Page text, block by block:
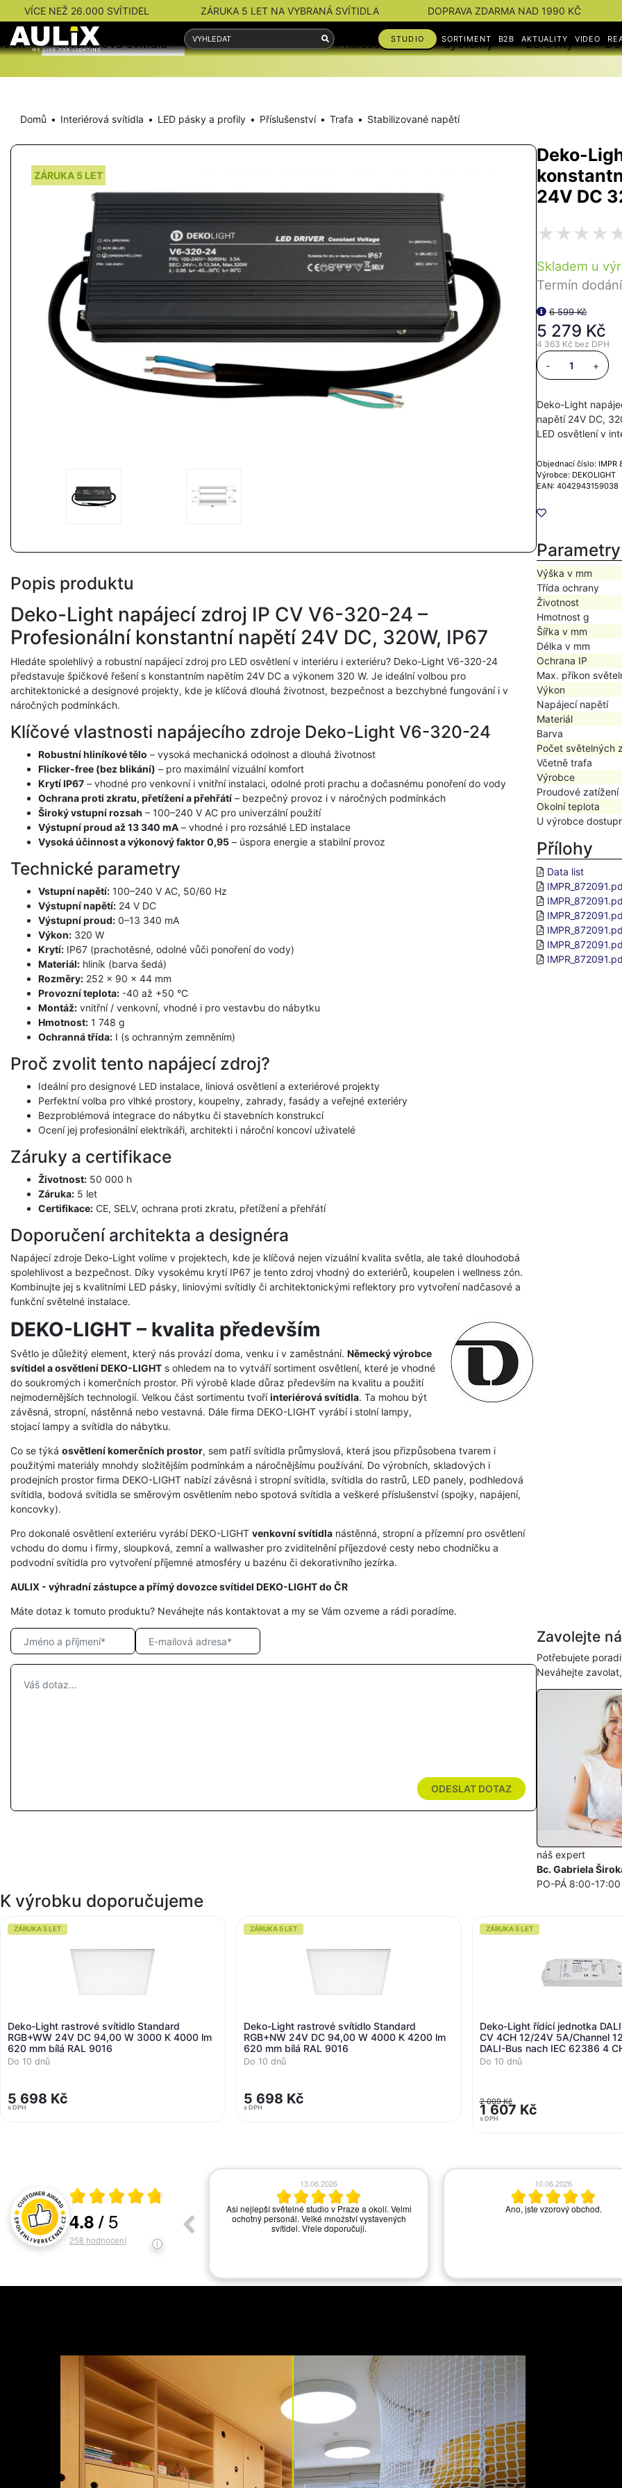
VÍCE NEŽ 26.000 SVÍTIDEL ZÁRUKA 5 LET NA VYBRANÁ SVÍTIDLA DOPRAVA ZDARMA NAD 1990 KČ
STUDIO SORTIMENT B2B AKTUALITY VIDEO
Interiérová svítidla Venkovní svítidla Příslušenství Systémy Žárovky
Domů Interiérová svítidla LED pásky a profily Příslušenství Trafa Stabilizované napětí
Popis produktu
Deko-Light napájecí zdroj IP CV V6-320-24 –
Profesionální konstantní napětí 24V DC, 320W, IP67
Hledáte spolehlivý a robustní napájecí zdroj pro LED osvětlení v interiéru i exteriéru? Deko-Light V6-320-24
představuje špičkové řešení s konstantním napětím 24V DC a výkonem 320 W. Je ideální volbou pro
architektonické a designové projekty, kde je klíčová dlouhá životnost, bezpečnost a bezchybné fungování i v
náročných podmínkách.
Klíčové vlastnosti napájecího zdroje Deko-Light V6-320-24
Robustní hliníkové tělo – vysoká mechanická odolnost a dlouhá životnost
Flicker-free (bez blikání) – pro maximální vizuální komfort
Krytí IP67 – vhodné pro venkovní i vnitřní instalaci, odolné proti prachu a dočasnému ponoření do vody
Ochrana proti zkratu, přetížení a přehřátí – bezpečný provoz i v náročných podmínkách
Široký vstupní rozsah – 100–240 V AC pro univerzální použití
Výstupní proud až 13 340 mA – vhodné i pro rozsáhlé LED instalace
Vysoká účinnost a výkonový faktor 0,95 – úspora energie a stabilní provoz
Technické parametry
Vstupní napětí: 100–240 V AC, 50/60 Hz
Výstupní napětí: 24 V DC
Výstupní proud: 0–13 340 mA
Výkon: 320 W
Krytí: IP67 (prachotěsné, odolné vůči ponoření do vody)
Materiál: hliník (barva šedá)
Rozměry: 252 × 90 × 44 mm
Provozní teplota: -40 až +50 °C
Montáž: vnitřní / venkovní, vhodné i pro vestavbu do nábytku
Hmotnost: 1 748 g
Ochranná třída: I (s ochranným zemněním)
Proč zvolit tento napájecí zdroj?
Ideální pro designové LED instalace, liniová osvětlení a exteriérové projekty
Perfektní volba pro vlhké prostory, koupelny, zahrady, fasády a veřejné exteriéry
Bezproblémová integrace do nábytku či stavebních konstrukcí
Ocení jej profesionální elektrikáři, architekti i nároční koncoví uživatelé
Záruky a certifikace
Životnost: 50 000 h
Záruka: 5 let
Certifikace: CE, SELV, ochrana proti zkratu, přetížení a přehřátí
Doporučení architekta a designéra
Napájecí zdroje Deko-Light volíme v projektech, kde je klíčová nejen vizuální kvalita světla, ale také dlouhodobá
spolehlivost a bezpečnost. Díky vysokému krytí IP67 je tento zdroj vhodný do exteriérů, koupelen i wellness zón.
Kombinujte jej s kvalitními LED pásky, liniovými svítidly či architektonickými reflektory pro vytvoření nadčasové a
funkční světelné instalace.
DEKO-LIGHT – kvalita především
Světlo je důležitý element, který nás provází doma, venku i v zaměstnání. Německý výrobce
svítidel a osvětlení DEKO-LIGHT s ohledem na to vytváří sortiment osvětlení, které je vhodné
do soukromých i komerčních prostor. Při výrobě klade důraz především na kvalitu a použití
nejmodernějších technologií. Velkou část sortimentu tvoříinteriérová svítidla. Ta mohou být
závěsná, stropní, nástěnná nebo vestavná. Dále firma DEKO-LIGHT vyrábí i stolní lampy,
stojací lampy a svítidla do nábytku.
Co se týká osvětlení komerčních prostor, sem patří svítidla průmyslová, která jsou přizpůsobena tvarem i
použitými materiály mnohdy složitějším podmínkám a náročnějšímu používání. Do výrobních, skladových i
prodejních prostor firma DEKO-LIGHT nabízí závěsná i stropní svítidla, svítidla do rastrů, LED panely, podhledová
svítidla, bodová svítidla se směrovým osvětlením nebo spotová svítidla a veškeré příslušenství (spojky, napájení,
koncovky).
Pro dokonalé osvětlení exteriéru vyrábí DEKO-LIGHT venkovní svítidla nástěnná, stropní a přízemní pro osvětlení
vchodu do domu i firmy, sloupková, zemní a wallwasher pro zviditelnění příjezdové cesty nebo chodníčku a
podvodní svítidla pro vytvoření příjemné atmosféry u bazénu či dekorativního jezírka.
AULIX - výhradní zástupce a přímý dovozce svítidel DEKO-LIGHT do ČR
Deko-
24V DC
ZÁRUKA 5 LET
Skladem u
Termín
6 599 Kč
5 279 Kč
4 363 Kč bez DPH
- +
Deko-Light
napětí 24V DC,
LED osvětlení v
Objednací číslo: IMPR
Výrobce: DEKOLIGHT
EAN: 4042943159038
Parametry
Výška v mm
Třída ochrany
Životnost
Hmotnost g
Šířka v mm
Délka v mm
Ochrana IP
Max. příkon
Výkon
Napájecí napětí
Materiál
Barva
Počet světelných
Včetně trafa
Výrobce
Proudové zatížení
Okolní teplota
U výrobce
Přílohy
Data list
Máte dotaz k tomuto produktu? Neváhejte nás kontaktovat a my se Vám ozveme a rádi poradíme.
ODESLAT DOTAZ
Zavolejte
Potřebujete
Neváhejte
náš expert
Bc. Gabriela
PO-PÁ 8:00-17:00
K výrobku doporučujeme
ZÁRUKA 5 LET
Deko-Light rastrové svítidlo Standard
RGB+WW 24V DC 94,00 W 3000 K 4000 lm
620 mm bílá RAL 9016
Do 10 dnů
5 698 Kč
s DPH
ZÁRUKA 5 LET
Deko-Light rastrové svítidlo Standard
RGB+NW 24V DC 94,00 W 4000 K 4200 lm
620 mm bílá RAL 9016
Do 10 dnů
5 698 Kč
s DPH
ZÁRUKA 5 LET
Deko-Light řídící jednotka
CV 4CH 12/24V 5A/Channel
DALI-Bus nach IEC 62386 4
Do 10 dnů
2 009 Kč
1 607 Kč
s DPH
Hodnocení a recenze zákazníků
Průměrné hodnocení 4.8 z 5
4.8/5
258 hodnocení
13.06.2026
Asi nejlepší světelné studio v Praze a okolí. Velmi
ochotný personál. Velké množství vystavených
svítidel. Vřele doporučuji.
10.06.2026
Ano, jste vzorový obchod.